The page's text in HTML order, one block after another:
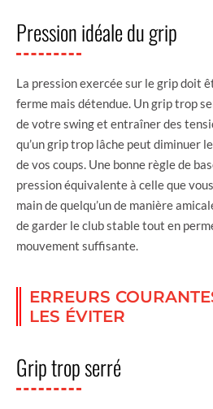
Pression idéale du grip
La pression exercée sur le grip doit
ferme mais détendue. Un grip trop
de votre swing et entraîner des
qu’un grip trop lâche peut diminuer
de vos coups. Une bonne règle de
pression équivalente à celle que
main de quelqu’un de manière
de garder le club stable tout en
mouvement suffisante.
ERREURS
LES ÉVITER
Grip trop serré